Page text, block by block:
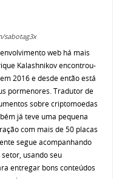
sabotag3x
web há mais
Kalashnikov encontrou-
2016 e desde então está
pormenores. Tradutor de
sobre criptomoedas
já teve uma pequena
com mais de 50 placas
segue acompanhando
usando seu
entregar bons conteúdos